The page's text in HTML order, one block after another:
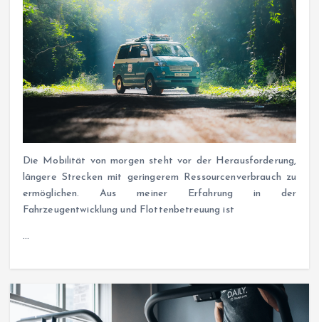
Die Mobilität von morgen steht vor der Herausforderung,
längere Strecken mit geringerem Ressourcenverbrauch zu
ermöglichen. Aus meiner Erfahrung in der
Fahrzeugentwicklung und Flottenbetreuung ist
…